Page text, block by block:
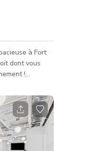
à Fort
dont vous
!
14
du centre-
les